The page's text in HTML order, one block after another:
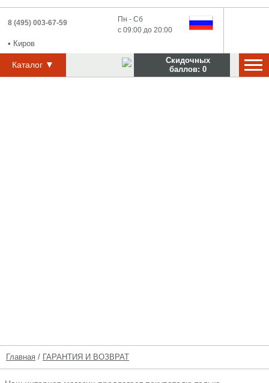
8 (495) 003-67-59
• Киров
Пн - Сб
с 09:00 до 20:00
Каталог ▼
Скидочных
баллов: 0
Главная / ГАРАНТИЯ И ВОЗВРАТ